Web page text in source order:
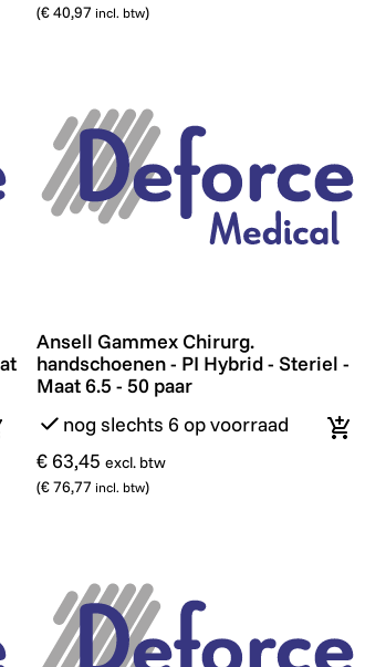
(€ 40,97 incl. btw)
- Latex - Steriel - Maat 8.0 - 50 paar
winkelmandje
Ansell Gammex Chirurg.
Ansell Gammex Chirurg.
handschoenen - PI Hybrid - Steriel -
Maat 6.5 - 50 paar
nog slechts 6 op voorraad
€ 63,45 excl. btw
(€ 76,77 incl. btw)
In